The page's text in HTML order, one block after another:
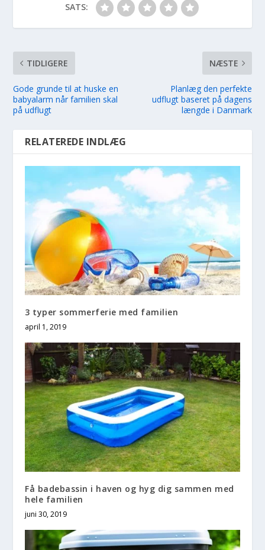
SATS:
TIDLIGERE
Gode grunde til at huske en
babyalarm når familien skal
på udflugt
NÆSTE
Planlæg den perfekte
udflugt baseret på dagens
længde i Danmark
RELATEREDE INDLÆG
3 typer sommerferie med familien
april 1, 2019
Få badebassin i haven og hyg dig sammen med
hele familien
juni 30, 2019